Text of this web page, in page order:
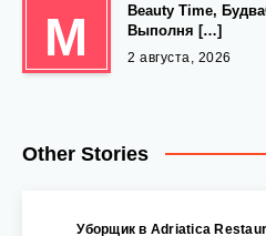
М
Beauty Time,
Выполня […]
2 августа, 2026
Other Stories
Уборщик в Adriatica